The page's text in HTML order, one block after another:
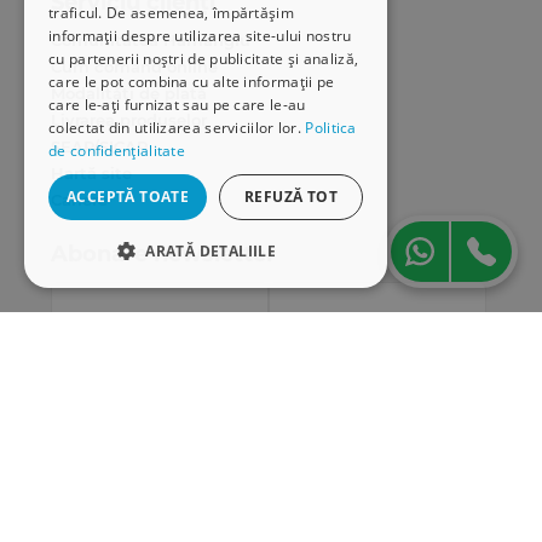
traficul. De asemenea, împărtășim
informații despre utilizarea site-ului nostru
cu partenerii noștri de publicitate și analiză,
care le pot combina cu alte informații pe
care le-ați furnizat sau pe care le-au
colectat din utilizarea serviciilor lor. Politica
de confidențialitate
ACCEPTĂ TOATE REFUZĂ TOT
ARATĂ DETALIILE
Comunitatea Hamangiu
Cum comand online
Modalități de plată
Livrarea produselor
SEAP/SICAP
Hartă site
Cariere
Abonare newsletter